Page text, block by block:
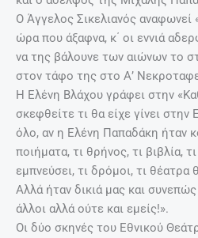
Ο Άγγελος Σικελιανός αναφωνεί
ώρα που άξαφνα, κ΄ οι εννιά
να της βάλουνε των αιώνων το
στον τάφο της στο Α’
Η Ελένη Βλάχου γράφει στην
σκεφθείτε τι θα είχε γίνει
όλο, αν η Ελένη Παπαδάκη ήταν
ποιήματα, τι θρήνος, τι βιβλία,
εμπνεύσει, τι δρόμοι, τι
Αλλά ήταν δικιά μας και
άλλοι αλλά ούτε και εμείς!».
Οι δύο σκηνές του Εθνικού